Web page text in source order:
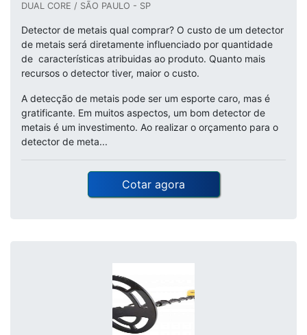
DUAL CORE / SÃO PAULO - SP
Detector de metais qual comprar? O custo de um detector
de metais será diretamente influenciado por quantidade
de características atribuidas ao produto. Quanto mais
recursos o detector tiver, maior o custo.
A detecção de metais pode ser um esporte caro, mas é
gratificante. Em muitos aspectos, um bom detector de
metais é um investimento. Ao realizar o orçamento para o
detector de meta...
Cotar agora